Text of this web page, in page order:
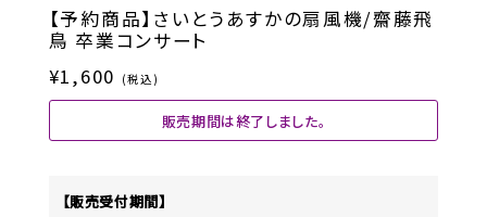
【予約商品】さいとうあすかの扇風機/齋藤飛
鳥 卒業コンサート
¥1,600 (税込)
販売期間は終了しました。
【販売受付期間】